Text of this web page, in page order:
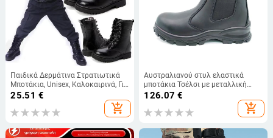
Παιδικά Δερμάτινα Στρατιωτικά
Μποτάκια, Unisex, Καλοκαιρινά, Για
Παραστάσεις, Κατασκηνώσεις και
25.51 €
add_shopping_cart
Αυστραλιανού στυλ ελαστικά
μποτάκια Τσέλσι με μεταλλική
μύτη, κυκλικού σχήματος, αντρικά
βρετανικό ύφος για όλες τις
126.07 €
add_shopping_cart